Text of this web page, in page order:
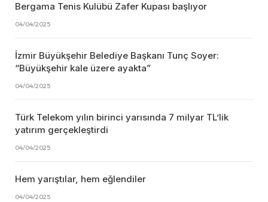
Bergama Tenis Kulübü Zafer Kupası başlıyor
04/04/2025
İzmir Büyükşehir Belediye Başkanı Tunç Soyer:
“Büyükşehir kale üzere ayakta”
04/04/2025
Türk Telekom yılın birinci yarısında 7 milyar TL’lik
yatırım gerçekleştirdi
04/04/2025
Hem yarıştılar, hem eğlendiler
04/04/2025